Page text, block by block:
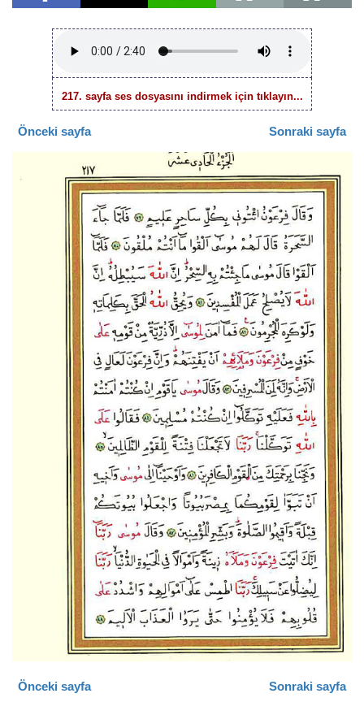
217. sayfa ses dosyasını indirmek için tıklayın...
Önceki sayfa Sonraki sayfa
Önceki sayfa Sonraki sayfa